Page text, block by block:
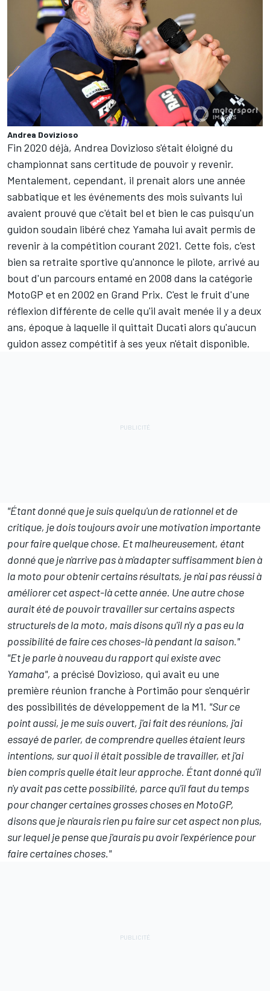
Andrea Dovizioso
Fin 2020 déjà, Andrea Dovizioso s'était éloigné du
championnat sans certitude de pouvoir y revenir.
Mentalement, cependant, il prenait alors une année
sabbatique et les événements des mois suivants lui
avaient prouvé que c'était bel et bien le cas puisqu'un
guidon soudain libéré chez Yamaha lui avait permis de
revenir à la compétition courant 2021. Cette fois, c'est
bien sa retraite sportive qu'annonce le pilote, arrivé au
bout d'un parcours entamé en 2008 dans la catégorie
MotoGP et en 2002 en Grand Prix. C'est le fruit d'une
réflexion différente de celle qu'il avait menée il y a deux
ans, époque à laquelle il quittait Ducati alors qu'aucun
guidon assez compétitif à ses yeux n'était disponible.
"Étant donné que je suis quelqu'un de rationnel et de
critique, je dois toujours avoir une motivation importante
pour faire quelque chose. Et malheureusement, étant
donné que je n'arrive pas à m'adapter suffisamment bien à
la moto pour obtenir certains résultats, je n'ai pas réussi à
améliorer cet aspect-là cette année. Une autre chose
aurait été de pouvoir travailler sur certains aspects
structurels de la moto, mais disons qu'il n'y a pas eu la
possibilité de faire ces choses-là pendant la saison."
"Et je parle à nouveau du rapport qui existe avec
Yamaha", a précisé Dovizioso, qui avait eu une
première réunion franche à Portimão pour s'enquérir
des possibilités de développement de la M1. "Sur ce
point aussi, je me suis ouvert, j'ai fait des réunions, j'ai
essayé de parler, de comprendre quelles étaient leurs
intentions, sur quoi il était possible de travailler, et j'ai
bien compris quelle était leur approche. Étant donné qu'il
n'y avait pas cette possibilité, parce qu'il faut du temps
pour changer certaines grosses choses en MotoGP,
disons que je n'aurais rien pu faire sur cet aspect non plus,
sur lequel je pense que j'aurais pu avoir l'expérience pour
faire certaines choses."